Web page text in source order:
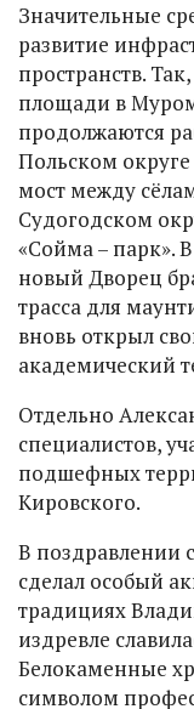
Значительные
развитие
пространств.
площади в
продолжаются
Польском
мост между
Судогодском
«Сойма – парк».
новый Дворец
трасса для
вновь открыл
академический
Отдельно
специалистов,
подшефных
Кировского.
В поздравлении
сделал особый
традициях
издревле
Белокаменные
символом